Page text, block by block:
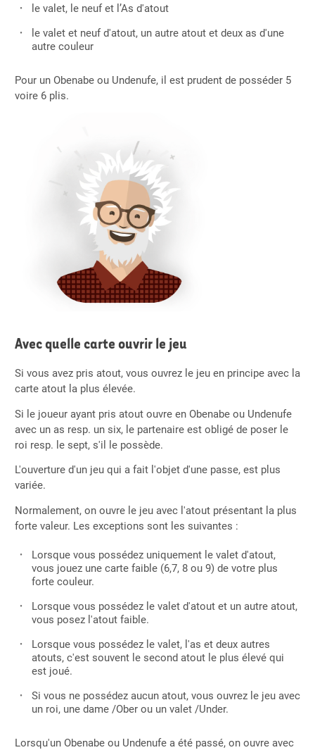
le valet, le neuf et l’As d'atout
le valet et neuf d'atout, un autre atout et deux as d'une
autre couleur
Pour un Obenabe ou Undenufe, il est prudent de posséder 5
voire 6 plis.
Avec quelle carte ouvrir le jeu
Si vous avez pris atout, vous ouvrez le jeu en principe avec la
carte atout la plus élevée.
Si le joueur ayant pris atout ouvre en Obenabe ou Undenufe
avec un as resp. un six, le partenaire est obligé de poser le
roi resp. le sept, s'il le possède.
L'ouverture d'un jeu qui a fait l'objet d'une passe, est plus
variée.
Normalement, on ouvre le jeu avec l'atout présentant la plus
forte valeur. Les exceptions sont les suivantes :
Lorsque vous possédez uniquement le valet d'atout,
vous jouez une carte faible (6,7, 8 ou 9) de votre plus
forte couleur.
Lorsque vous possédez le valet d'atout et un autre atout,
vous posez l'atout faible.
Lorsque vous possédez le valet, l'as et deux autres
atouts, c'est souvent le second atout le plus élevé qui
est joué.
Si vous ne possédez aucun atout, vous ouvrez le jeu avec
un roi, une dame /Ober ou un valet /Under.
Lorsqu'un Obenabe ou Undenufe a été passé, on ouvre avec